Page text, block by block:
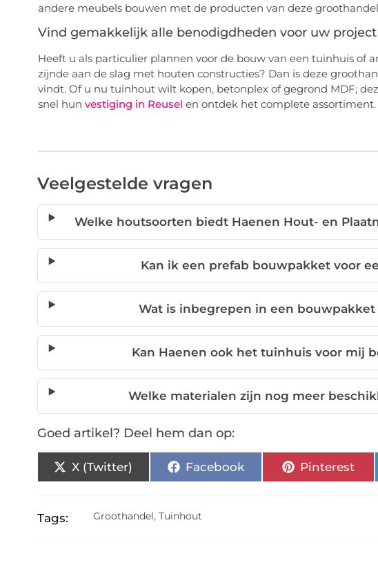
andere meubels bouwen met de producten van deze
Vind gemakkelijk alle benodigdheden voor uw
Heeft u als particulier plannen voor de bouw van een tuinhuis of
zijnde aan de slag met houten constructies? Dan is deze
vindt. Of u nu tuinhout wilt kopen, betonplex of gegrond MDF;
snel hun vestiging in Reusel en ontdek het complete assortiment.
Veelgestelde vragen
Welke houtsoorten biedt Haenen Hout- en
Kan ik een prefab bouwpakket voor
Wat is inbegrepen in een
Kan Haenen ook het tuinhuis voor mij
Welke materialen zijn nog meer
Goed artikel? Deel hem dan op:
X (Twitter) Facebook Pinterest
Tags: Groothandel,Tuinhout